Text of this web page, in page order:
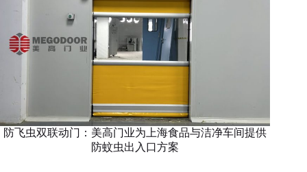
防飞虫双联动门：美高门业为上海食品与洁净车间提供
防蚊虫出入口方案